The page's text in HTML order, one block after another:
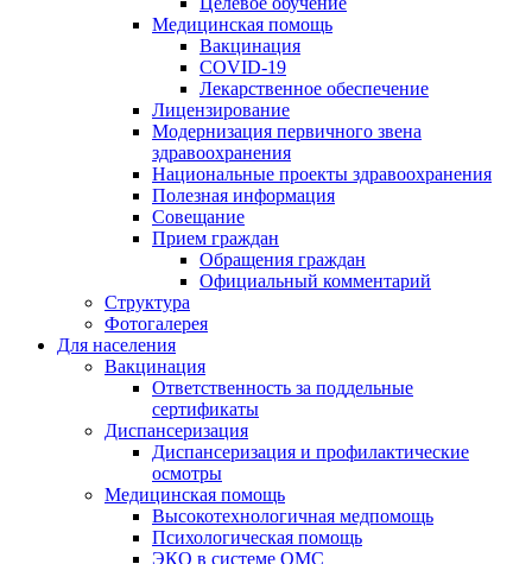
Медицинская помощь
Вакцинация
COVID-19
Лекарственное обеспечение
Лицензирование
Модернизация первичного звена
здравоохранения
Национальные проекты здравоохранения
Полезная информация
Совещание
Прием граждан
Обращения граждан
Официальный комментарий
Структура
Фотогалерея
Для населения
Вакцинация
Ответственность за поддельные
сертификаты
Диспансеризация
Диспансеризация и профилактические
осмотры
Медицинская помощь
Высокотехнологичная медпомощь
Психологическая помощь
ЭКО в системе ОМС